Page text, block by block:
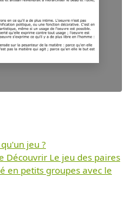
jeu ?
Découvrir Le jeu des paires
en petits groupes avec le